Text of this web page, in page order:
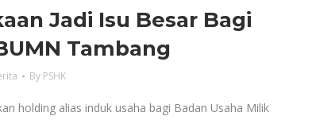
Jadi Isu Besar Bagi
Tambang
By PSHK
holding alias induk usaha bagi Badan Usaha Milik